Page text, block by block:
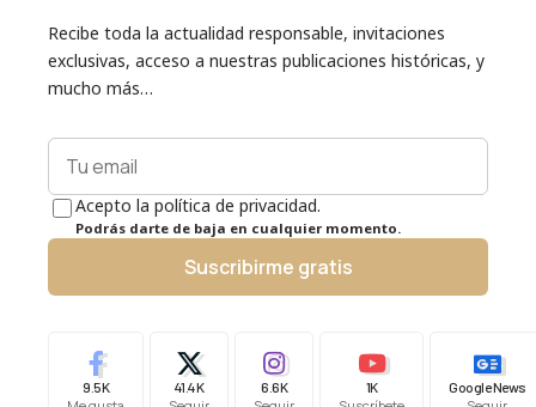
Recibe toda la actualidad responsable, invitaciones
exclusivas, acceso a nuestras publicaciones históricas, y
mucho más…
Acepto la política de privacidad.
Podrás darte de baja en cualquier momento.
Suscribirme gratis
9.5K 41.4K 6.6K 1K Google News